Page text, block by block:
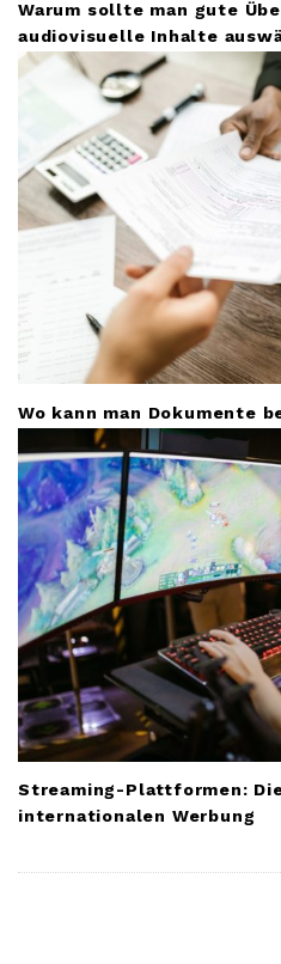
Warum sollte man gute
audiovisuelle Inhalte
Wo kann man Dokumente
Streaming-Plattformen:
internationalen Werbung